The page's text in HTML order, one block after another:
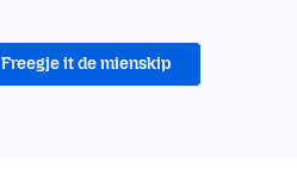
Freegje it de mienskip